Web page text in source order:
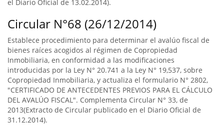
el Diario Oficial de 13.02.2014).
Circular N°68 (26/12/2014)
Establece procedimiento para determinar el avalúo fiscal de
bienes raíces acogidos al régimen de Copropiedad
Inmobiliaria, en conformidad a las modificaciones
introducidas por la Ley N° 20.741 a la Ley N° 19,537, sobre
Copropiedad Inmobiliaria, y actualiza el formulario N° 2802,
"CERTIFICADO DE ANTECEDENTES PREVIOS PARA EL CÁLCULO
DEL AVALÚO FISCAL". Complementa Circular N° 33, de
2013(Extracto de Circular publicado en el Diario Oficial de
31.12.2014).